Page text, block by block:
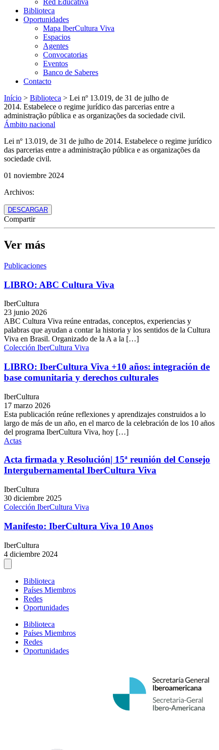
Red Educativa
Biblioteca
Oportunidades
Mapa IberCultura Viva
Espacios
Agentes
Convocatorias
Eventos
Banco de Saberes
Contacto
Início > Biblioteca > Lei nº 13.019, de 31 de julho de
2014. Estabelece o regime jurídico das parcerias entre a
administração pública e as organizações da sociedade civil.
Ámbito nacional
Lei nº 13.019, de 31 de julho de 2014. Estabelece o regime jurídico
das parcerias entre a administração pública e as organizações da
sociedade civil.
01 noviembre 2024
Archivos:
DESCARGAR
Compartir
Ver más
Publicaciones
LIBRO: ABC Cultura Viva
IberCultura
23 junio 2026
ABC Cultura Viva reúne entradas, conceptos, experiencias y
palabras que ayudan a contar la historia y los sentidos de la Cultura
Viva en Brasil. Organizado de la A a la […]
Colección IberCultura Viva
LIBRO: IberCultura Viva +10 años: integración de
base comunitaria y derechos culturales
IberCultura
17 marzo 2026
Esta publicación reúne reflexiones y aprendizajes construidos a lo
largo de más de un año, en el marco de la celebración de los 10 años
del programa IberCultura Viva, hoy […]
Actas
Acta firmada y Resolución| 15ª reunión del Consejo
Intergubernamental IberCultura Viva
IberCultura
30 diciembre 2025
Colección IberCultura Viva
Manifesto: IberCultura Viva 10 Anos
IberCultura
4 diciembre 2024
Biblioteca
Países Miembros
Redes
Oportunidades
Biblioteca
Países Miembros
Redes
Oportunidades